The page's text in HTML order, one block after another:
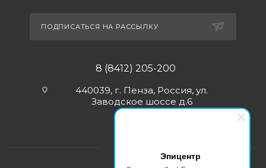
Эпицентр
ПОДПИСАТЬСЯ НА РАССЫЛКУ
8 (8412) 205-200
440039, г. Пенза, Россия, ул.
Заводское шоссе д.6